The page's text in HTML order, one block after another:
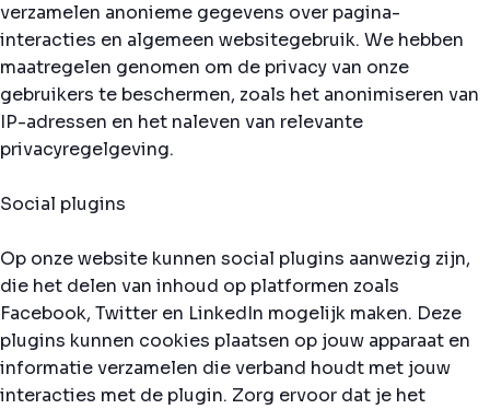
verzamelen anonieme gegevens over pagina-
interacties en algemeen websitegebruik. We hebben
maatregelen genomen om de privacy van onze
gebruikers te beschermen, zoals het anonimiseren van
IP-adressen en het naleven van relevante
privacyregelgeving.
Social plugins
Op onze website kunnen social plugins aanwezig zijn,
die het delen van inhoud op platformen zoals
Facebook, Twitter en LinkedIn mogelijk maken. Deze
plugins kunnen cookies plaatsen op jouw apparaat en
informatie verzamelen die verband houdt met jouw
interacties met de plugin. Zorg ervoor dat je het